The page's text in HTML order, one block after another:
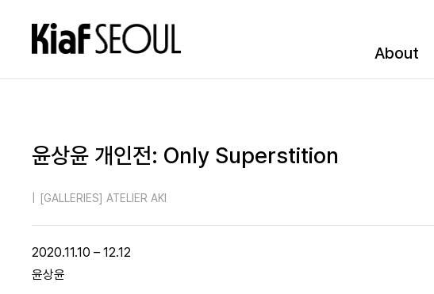
About
윤상윤 개인전: Only Superstition
[GALLERIES] ATELIER AKI
2020.11.10 – 12.12
윤상윤